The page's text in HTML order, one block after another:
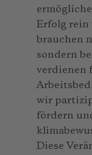
Erfolg rein
brauchen
sondern
verdienen
wir
fördern
Diese